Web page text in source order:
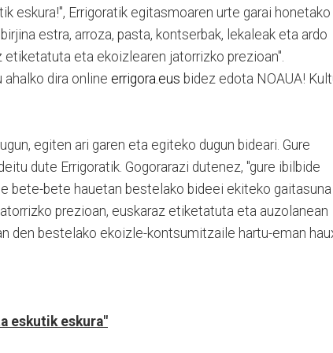
eskura!", Errigoratik egitasmoaren urte garai honetako
estra, arroza, pasta, kontserbak, lekaleak eta ardo
etiketatuta eta ekoizlearen jatorrizko prezioan".
ahalko dira online errigora.eus bidez edota NOAUA!
egiten ari garen eta egiteko dugun bideari. Gure
dute Errigoratik. Gogorarazi dutenez, "gure ibilbide
bete-bete hauetan bestelako bideei ekiteko gaitasuna
prezioan, euskaraz etiketatuta eta auzolanean
den bestelako ekoizle-kontsumitzaile hartu-eman
eskutik eskura"